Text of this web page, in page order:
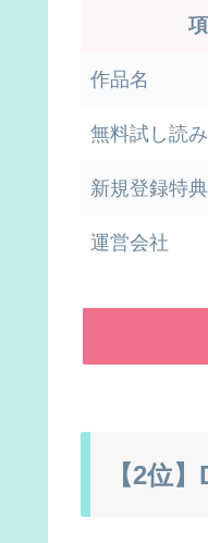
作品名
無料試し読み
新規登録特典
運営会社
【2位